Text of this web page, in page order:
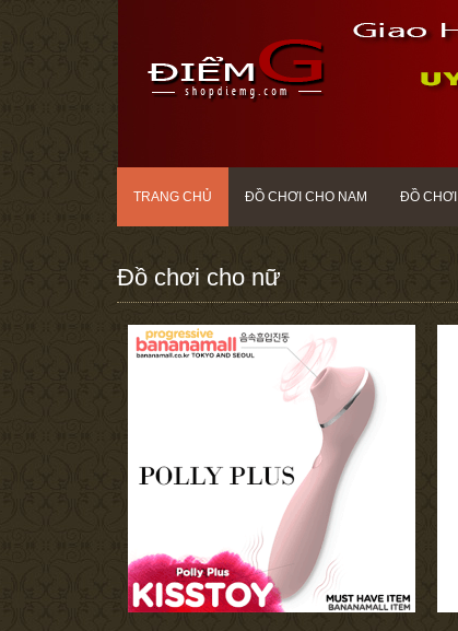
TRANG CHỦ ĐỒ CHƠI CHO NAM ĐỒ
Đồ chơi cho nữ